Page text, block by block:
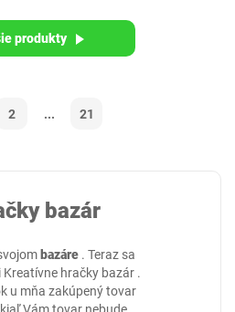
produkty
2 ... 21
bazár
bazáre . Teraz sa
Kreatívne hračky bazár .
u mňa zakúpený tovar